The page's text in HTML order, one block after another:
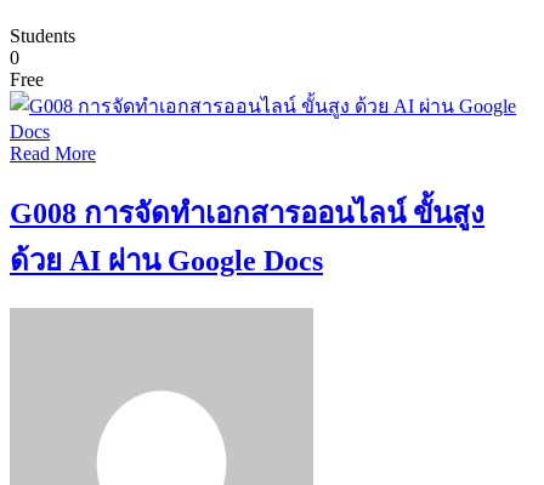
Students
0
Free
Read More
G008 การจัดทำเอกสารออนไลน์ ขั้นสูง
ด้วย AI ผ่าน Google Docs